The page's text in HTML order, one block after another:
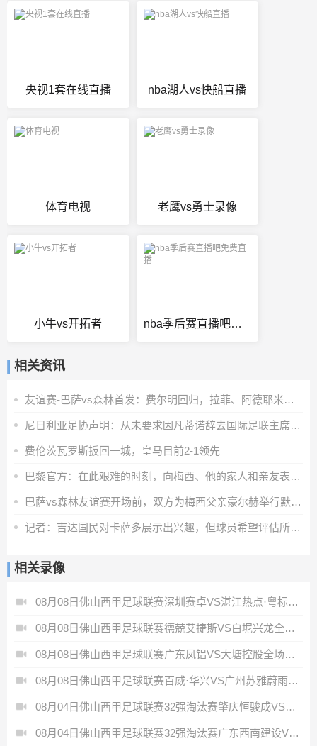
央视1套在线直播 nba湖人vs快船直播
体育电视 老鹰vs勇士录像
小牛vs开拓者 nba季后赛直播吧免费直播
相关资讯
友谊赛-巴萨vs森林首发：费尔明回归，拉菲、阿德耶米、马丁出战
尼日利亚足协声明：从未要求因凡蒂诺辞去国际足联主席职务
费伦茨瓦罗斯扳回一城，皇马目前2-1领先
巴黎官方：在此艰难的时刻，向梅西、他的家人和亲友表示全力支持
巴萨vs森林友谊赛开场前，双方为梅西父亲豪尔赫举行默哀仪式
记者：吉达国民对卡萨多展示出兴趣，但球员希望评估所有报价
相关录像
08月08日佛山西甲足球联赛深圳赛卓VS湛江热点·粤标售电全场录像
08月08日佛山西甲足球联赛德兢艾捷斯VS白坭兴龙全场录像
08月08日佛山西甲足球联赛广东凤铝VS大塘控股全场录像
08月08日佛山西甲足球联赛百威·华兴VS广州苏雅蔚雨堂全场录像
08月04日佛山西甲足球联赛32强淘汰赛肇庆恒骏成VS三七互娱全场录像
08月04日佛山西甲足球联赛32强淘汰赛广东西南建设VS香港圣徒全场录像